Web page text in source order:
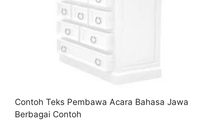
Contoh Teks Pembawa Acara Bahasa Jawa
Berbagai Contoh